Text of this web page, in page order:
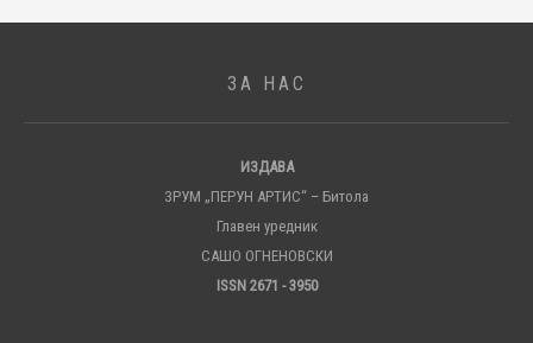
ЗА НАС
ИЗДАВА
ЗРУМ „ПЕРУН АРТИС“ – Битола
Главен уредник
САШО ОГНЕНОВСКИ
ISSN 2671 - 3950